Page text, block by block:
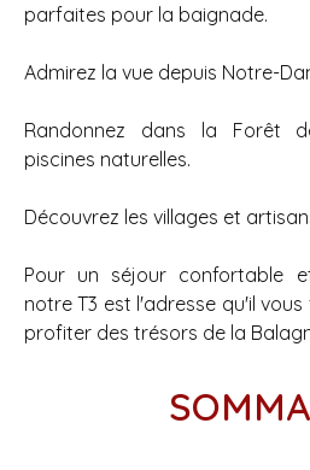
parfaites pour la baignade.
Admirez la vue depuis Notre-
Randonnez dans la Forêt
piscines naturelles.
Découvrez les villages et
Pour un séjour confortable
notre T3 est l'adresse qu'il
profiter des trésors de la